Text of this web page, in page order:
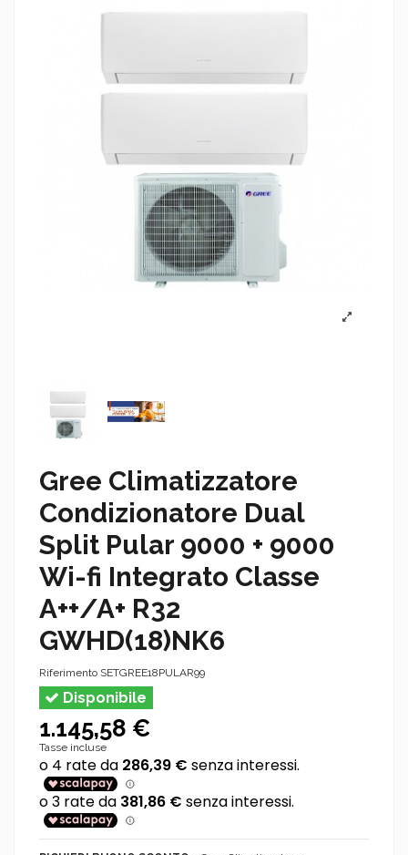
Gree Climatizzatore
Condizionatore Dual
Split Pular 9000 + 9000
Wi-fi Integrato Classe
A++/A+ R32
GWHD(18)NK6
Riferimento SETGREE18PULAR99
Disponibile
1.145,58 €
Tasse incluse